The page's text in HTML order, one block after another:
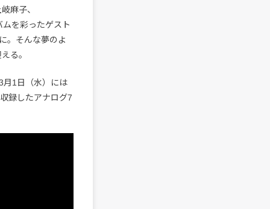
麻子、
を彩ったゲスト
。そんな夢のよ
る。
月1日（水）には
録したアナログ7